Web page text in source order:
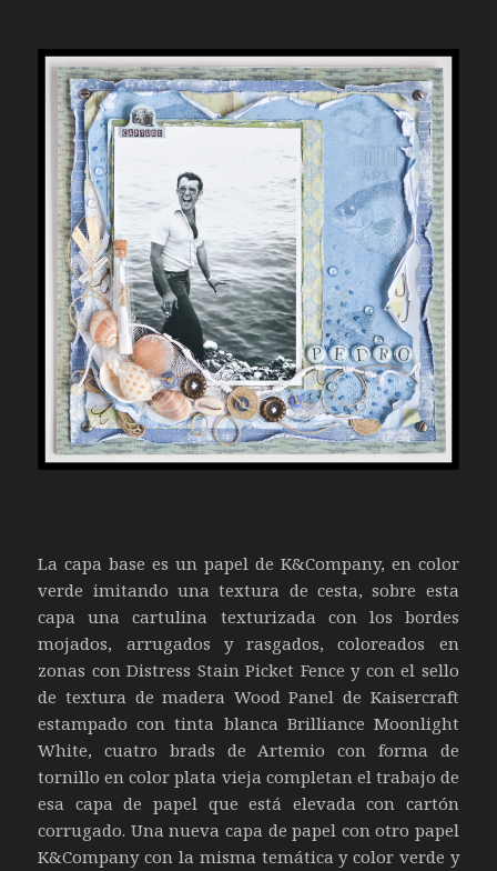
La capa base es un papel de K&Company, en color
verde imitando una textura de cesta, sobre esta
capa una cartulina texturizada con los bordes
mojados, arrugados y rasgados, coloreados en
zonas con Distress Stain Picket Fence y con el sello
de textura de madera Wood Panel de Kaisercraft
estampado con tinta blanca Brilliance Moonlight
White, cuatro brads de Artemio con forma de
tornillo en color plata vieja completan el trabajo de
esa capa de papel que está elevada con cartón
corrugado. Una nueva capa de papel con otro papel
K&Company con la misma temática y color verde y